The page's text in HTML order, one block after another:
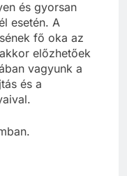
és gyorsan
esetén. A
fő oka az
előzhetőek
vagyunk a
és a